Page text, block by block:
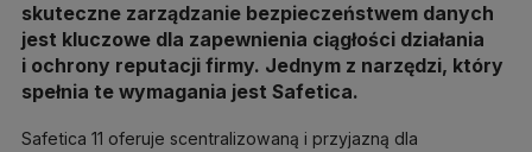
skuteczne zarządzanie bezpieczeństwem danych
jest kluczowe dla zapewnienia ciągłości działania
i ochrony reputacji firmy. Jednym z narzędzi, który
spełnia te wymagania jest Safetica.
Safetica 11 oferuje scentralizowaną i przyjazną dla